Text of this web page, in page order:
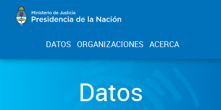
DATOS ORGANIZACIONES ACERCA
Datos